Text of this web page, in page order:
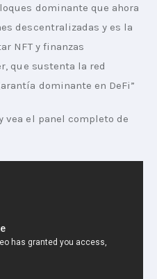
dominante que ahora
descentralizadas y es la
NFT y finanzas
que sustenta la red
dominante en DeFi”
vea el panel completo de